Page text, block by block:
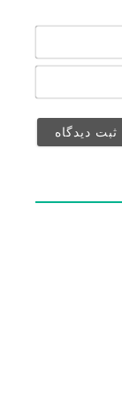
(منتشر